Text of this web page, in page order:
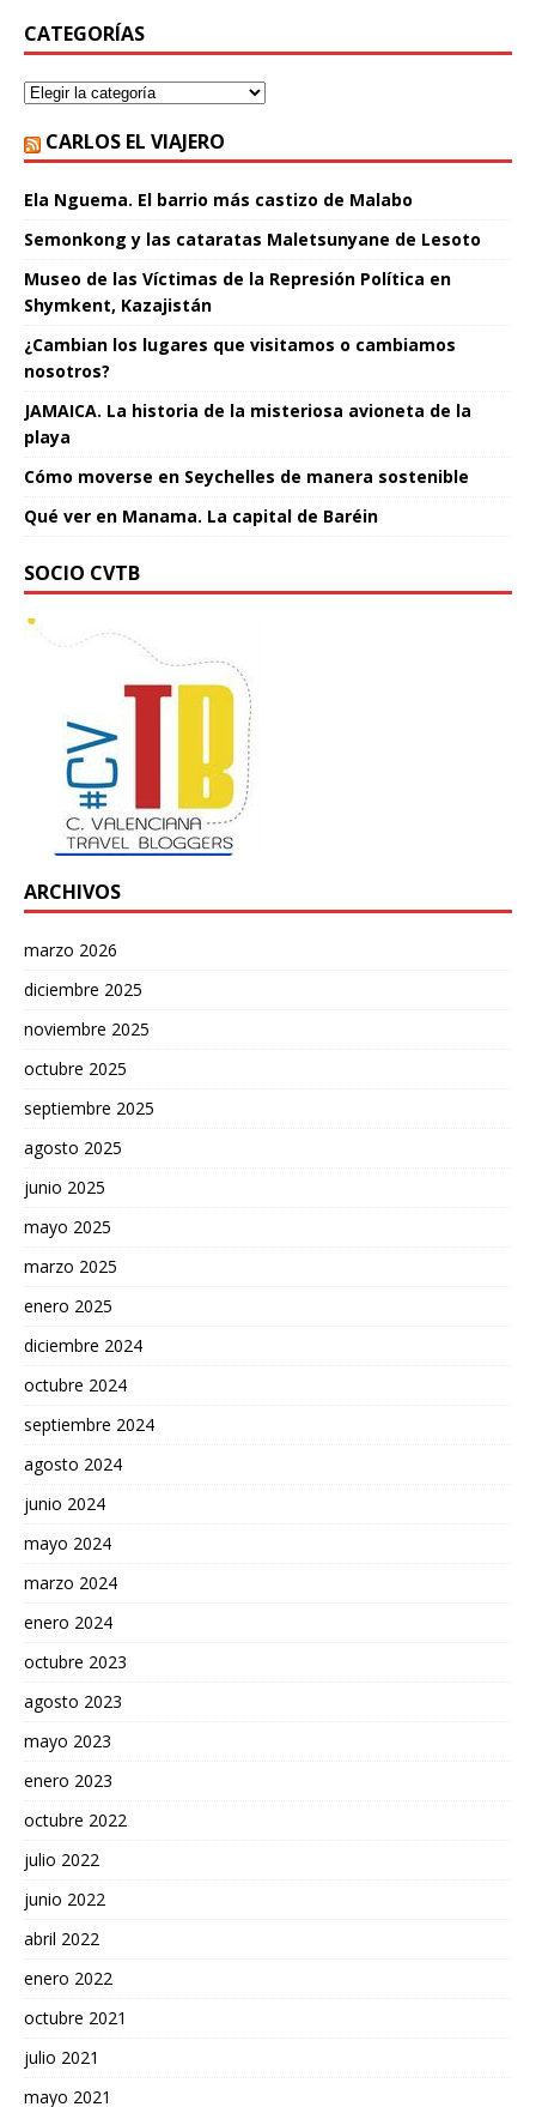
CATEGORÍAS
CARLOS EL VIAJERO
Ela Nguema. El barrio más castizo de Malabo
Semonkong y las cataratas Maletsunyane de Lesoto
Museo de las Víctimas de la Represión Política en
Shymkent, Kazajistán
¿Cambian los lugares que visitamos o cambiamos
nosotros?
JAMAICA. La historia de la misteriosa avioneta de la
playa
Cómo moverse en Seychelles de manera sostenible
Qué ver en Manama. La capital de Baréin
SOCIO CVTB
ARCHIVOS
marzo 2026
diciembre 2025
noviembre 2025
octubre 2025
septiembre 2025
agosto 2025
junio 2025
mayo 2025
marzo 2025
enero 2025
diciembre 2024
octubre 2024
septiembre 2024
agosto 2024
junio 2024
mayo 2024
marzo 2024
enero 2024
octubre 2023
agosto 2023
mayo 2023
enero 2023
octubre 2022
julio 2022
junio 2022
abril 2022
enero 2022
octubre 2021
julio 2021
mayo 2021